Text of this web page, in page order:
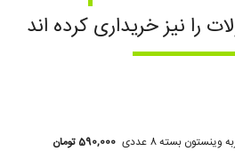
را نیز خریداری کرده اند
بسته 8 عددی 590,000تومان